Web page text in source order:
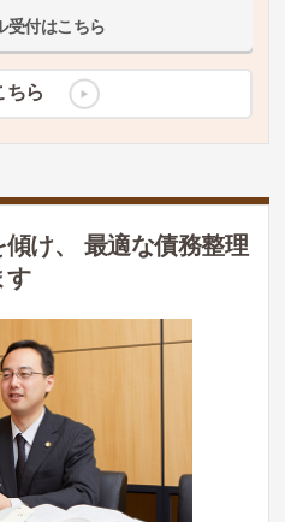
受付はこちら
ちら
け、 最適な債務整理
す